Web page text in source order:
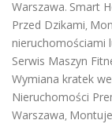
Warszawa. Smart
Przed Dzikami,
nieruchomościami
Serwis Maszyn
Wymiana kratek
Nieruchomości
Warszawa,